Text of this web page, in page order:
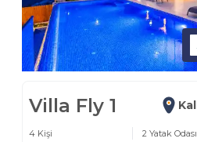
Villa Fly 1
4 Kişi 2 Yatak Odası